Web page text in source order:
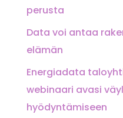
perusta
Data voi antaa
elämän
Energiadata
webinaari avasi
hyödyntämiseen